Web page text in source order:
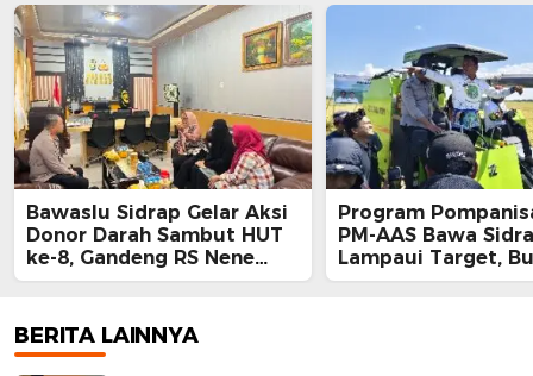
Bawaslu Sidrap Gelar Aksi
Donor Darah Sambut HUT
ke-8, Gandeng RS Nene
Mallomo dan Polres
Program
PM-AAS Bawa
Lampaui Target,
Siapkan Hadiah
BERITA LAINNYA